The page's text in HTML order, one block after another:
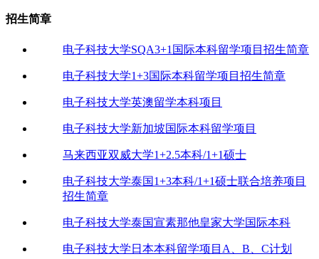
招生简章
电子科技大学SQA3+1国际本科留学项目招生简章
电子科技大学1+3国际本科留学项目招生简章
电子科技大学英澳留学本科项目
电子科技大学新加坡国际本科留学项目
马来西亚双威大学1+2.5本科/1+1硕士
电子科技大学泰国1+3本科/1+1硕士联合培养项目
招生简章
电子科技大学泰国宣素那他皇家大学国际本科
电子科技大学日本本科留学项目A、B、C计划